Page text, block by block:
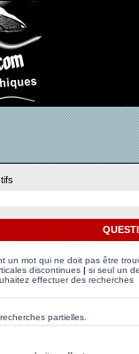
un mot qui ne doit pas être
discontinues | si seul un
effectuer des recherches
partielles.